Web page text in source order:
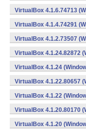
VirtualBox 4.1.6.74713
VirtualBox 4.1.4.74291
VirtualBox 4.1.2.73507
VirtualBox 4.1.24.82872
VirtualBox 4.1.24
VirtualBox 4.1.22.80657
VirtualBox 4.1.22
VirtualBox 4.1.20.80170
VirtualBox 4.1.20